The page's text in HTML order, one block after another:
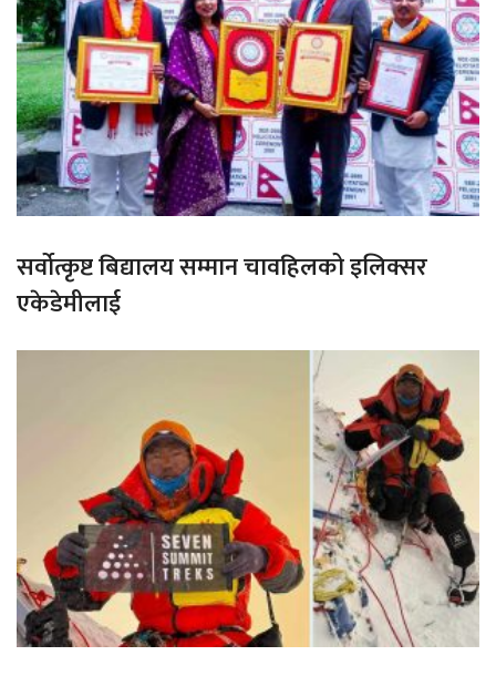
सर्वोत्कृष्ट बिद्यालय सम्मान चावहिलको इलिक्सर
एकेडेमीलाई